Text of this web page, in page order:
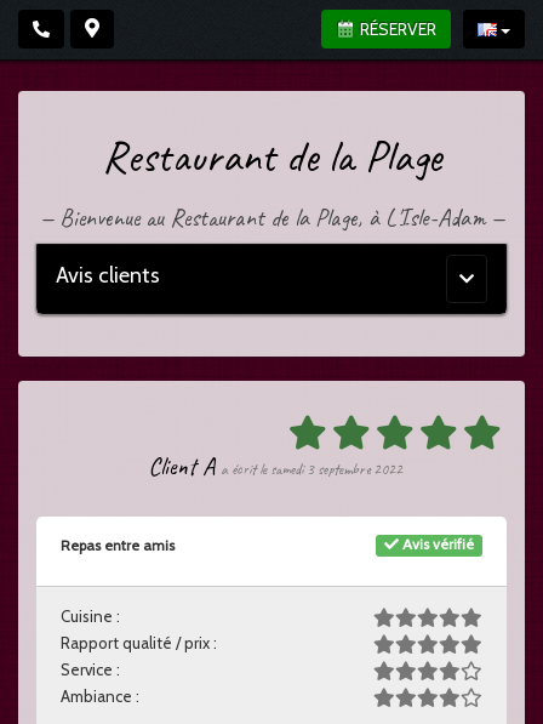
RÉSERVER
Restaurant de la Plage
—Bienvenue au Restaurant de la Plage, à L'Isle-Adam —
Menu
principal
Avis clients
Client A a écrit le samedi 3 septembre 2022
Avis vérifié
Repas entre amis
Cuisine :
Rapport qualité / prix :
Service :
Ambiance :